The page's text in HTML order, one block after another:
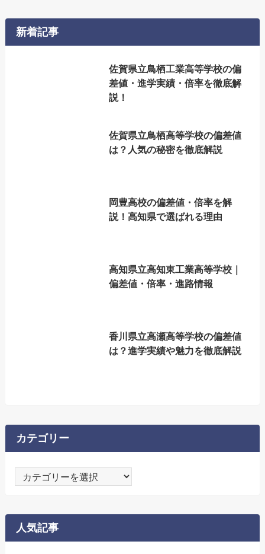
新着記事
佐賀県立鳥栖工業高等学校の偏
差値・進学実績・倍率を徹底解
説！
佐賀県立鳥栖高等学校の偏差値
は？人気の秘密を徹底解説
岡豊高校の偏差値・倍率を解
説！高知県で選ばれる理由
高知県立高知東工業高等学校｜
偏差値・倍率・進路情報
香川県立高瀬高等学校の偏差値
は？進学実績や魅力を徹底解説
カテゴリー
テ
ー
人気記事